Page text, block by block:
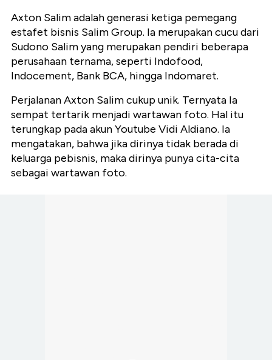
Axton Salim adalah generasi ketiga pemegang
estafet bisnis Salim Group. Ia merupakan cucu dari
Sudono Salim yang merupakan pendiri beberapa
perusahaan ternama, seperti Indofood,
Indocement, Bank BCA, hingga Indomaret.
Perjalanan Axton Salim cukup unik. Ternyata Ia
sempat tertarik menjadi wartawan foto. Hal itu
terungkap pada akun Youtube Vidi Aldiano. Ia
mengatakan, bahwa jika dirinya tidak berada di
keluarga pebisnis, maka dirinya punya cita-cita
sebagai wartawan foto.